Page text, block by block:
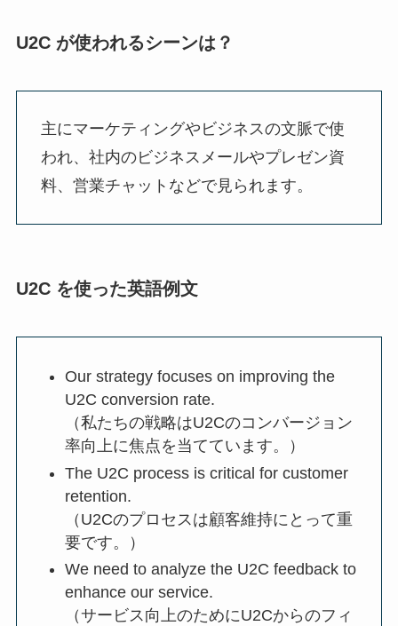
U2C が使われるシーンは？
主にマーケティングやビジネスの文脈で使
われ、社内のビジネスメールやプレゼン資
料、営業チャットなどで見られます。
U2C を使った英語例文
Our strategy focuses on improving the
U2C conversion rate.
（私たちの戦略はU2Cのコンバージョン
率向上に焦点を当てています。）
The U2C process is critical for customer
retention.
（U2Cのプロセスは顧客維持にとって重
要です。）
We need to analyze the U2C feedback to
enhance our service.
（サービス向上のためにU2Cからのフィ